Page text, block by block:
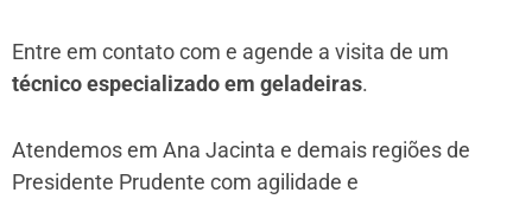
Entre em contato com e agende a visita de um
técnico especializado em geladeiras.
Atendemos em Ana Jacinta e demais regiões de
Presidente Prudente com agilidade e